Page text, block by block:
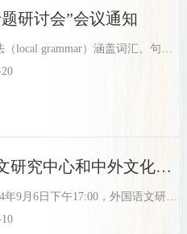
研讨会”会议通知
四川外国语大学外国语文研究中心和中外文化比较研究中心共同庆祝第40个教师节
2024年9月6日下午17:00，外国语文研究中心和中外文化比较研究中心在博文楼三楼会议室共同庆祝我国第40个教师节。四川外国语大学副校长王仁强、科研处副处长马武林及全体科研人员、行...